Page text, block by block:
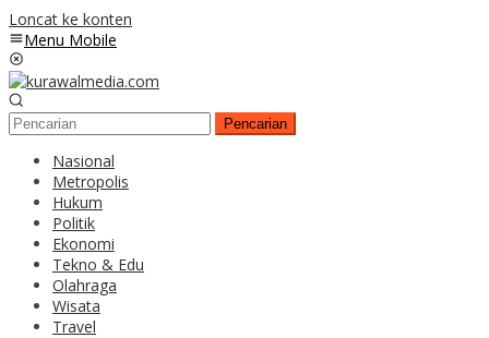
Loncat ke konten
Menu Mobile
Pencarian
Nasional
Metropolis
Hukum
Politik
Ekonomi
Tekno & Edu
Olahraga
Wisata
Travel